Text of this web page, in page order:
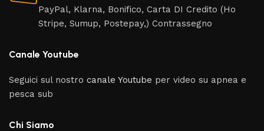
PayPal, Klarna, Bonifico, Carta DI Credito (Ho
Stripe, Sumup, Postepay,) Contrassegno
Canale Youtube
Seguici sul nostrocanale Youtube per video su apnea e
pesca sub
Chi Siamo